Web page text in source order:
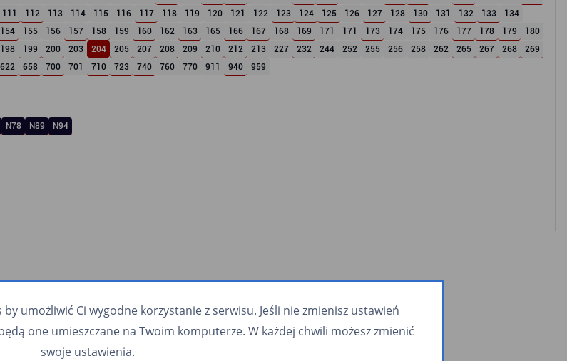
111 112 113 114 115 116 117 118 119 120 121 122 123 124 125 126 127 128 130 131 132 133
134
154 155 156 157 158 159 160 162 163 165 166 167 168 169 171 171 173 174 175 176 177 178 179
180
198 199 200 203 204 205 207 208 209 210 212 213 227 232 244 252 255 256 258 262 265 267 268
269
622 658 700 701 710 723 740 760 770 911 940 959
N78 N89 N94
umożliwić Ci wygodne korzystanie z serwisu. Jeśli nie zmienisz ustawień
one umieszczane na Twoim komputerze. W każdej chwili możesz zmienić
swoje ustawienia.